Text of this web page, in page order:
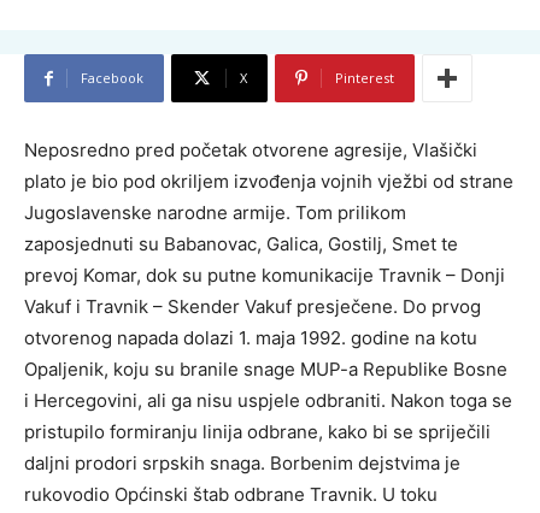
Facebook X Pinterest
Neposredno pred početak otvorene agresije, Vlašički
plato je bio pod okriljem izvođenja vojnih vježbi od strane
Jugoslavenske narodne armije. Tom prilikom
zaposjednuti su Babanovac, Galica, Gostilj, Smet te
prevoj Komar, dok su putne komunikacije Travnik – Donji
Vakuf i Travnik – Skender Vakuf presječene. Do prvog
otvorenog napada dolazi 1. maja 1992. godine na kotu
Opaljenik, koju su branile snage MUP-a Republike Bosne
i Hercegovini, ali ga nisu uspjele odbraniti. Nakon toga se
pristupilo formiranju linija odbrane, kako bi se spriječili
daljni prodori srpskih snaga. Borbenim dejstvima je
rukovodio Općinski štab odbrane Travnik. U toku